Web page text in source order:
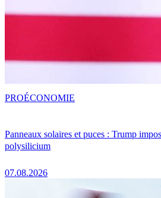
Panneaux solaires et puces : Trump
polysilicium
07.08.2026
PROÉCONOMIE